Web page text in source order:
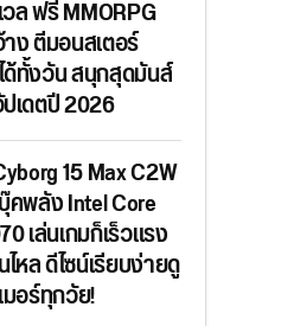
วล ฟรี MMORPG
ง ตีมอนสเตอร์
ทั้งวัน สนุกสุดมันส์
เดตปี 2026
15 Max C2W
คพลัง Intel Core
เล่นเกมก็เร็วแรง
หล ดีไซน์เรียบง่ายดู
มอร์ทุกวัย!